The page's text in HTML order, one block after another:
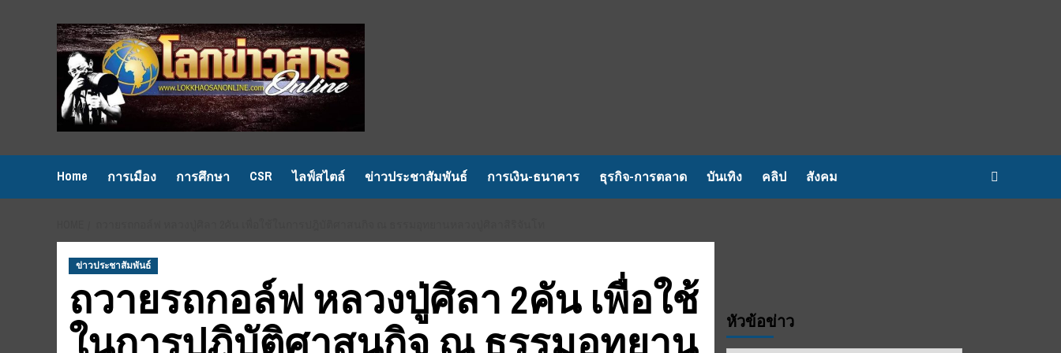
Home การเมือง การศึกษา CSR ไลฟ์สไตล์ ข่าวประชาสัมพันธ์ การเงิน-ธนาคาร ธุรกิจ-การตลาด บันเทิง คลิป สังคม
ข่าวประชาสัมพันธ์
ถวายรถกอล์ฟ หลวงปู่ศิลา 2คัน เพื่อใช้
หัวข้อข่าว